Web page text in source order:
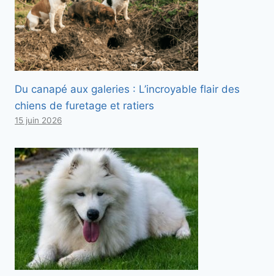
Du canapé aux galeries : L’incroyable flair des
chiens de furetage et ratiers
15 juin 2026